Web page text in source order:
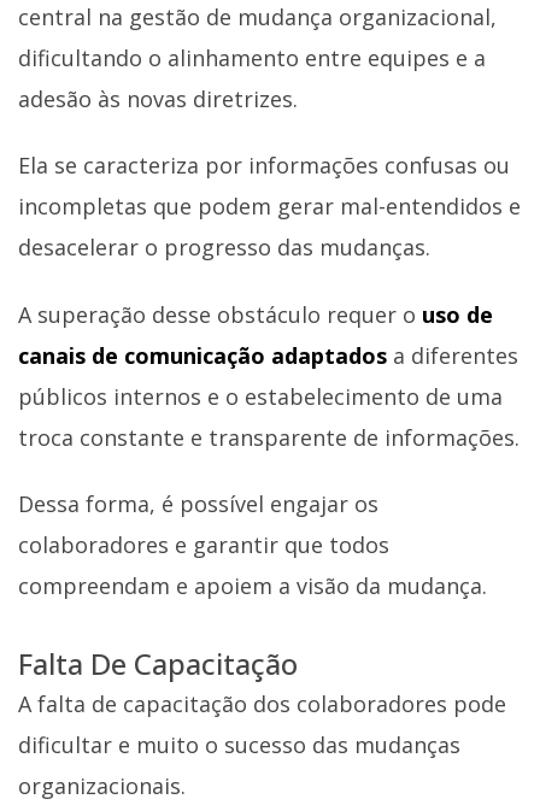
central na gestão de mudança organizacional,
dificultando o alinhamento entre equipes e a
adesão às novas diretrizes.
Ela se caracteriza por informações confusas ou
incompletas que podem gerar mal-entendidos e
desacelerar o progresso das mudanças.
A superação desse obstáculo requer o uso de
canais de comunicação adaptados a diferentes
públicos internos e o estabelecimento de uma
troca constante e transparente de informações.
Dessa forma, é possível engajar os
colaboradores e garantir que todos
compreendam e apoiem a visão da mudança.
Falta De Capacitação
A falta de capacitação dos colaboradores pode
dificultar e muito o sucesso das mudanças
organizacionais.